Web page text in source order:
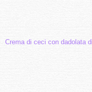
Crema di ceci con dadolata